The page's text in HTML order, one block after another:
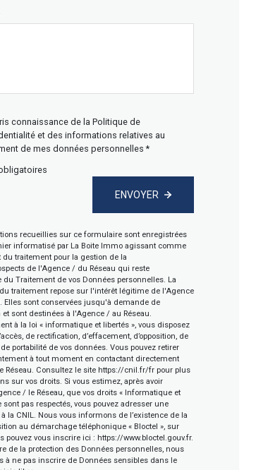
connaissance de la Politique de
et des informations relatives au
de mes données personnelles *
ENVOYER
recueillies sur ce formulaire sont enregistrées
informatisé par La Boite Immo agissant comme
du traitement pour la gestion de la
de l'Agence / du Réseau qui reste
du Traitement de vos Données personnelles. La
traitement repose sur l'intérêt légitime de l'Agence
Elles sont conservées jusqu'à demande de
et sont destinées à l'Agence / au Réseau.
à la loi « informatique et libertés », vous disposez
de rectification, d’effacement, d’opposition, de
portabilité de vos données. Vous pouvez retirer
à tout moment en contactant directement
Réseau. Consultez le site https://cnil.fr/frpour plus
sur vos droits. Si vous estimez, après avoir
/ le Réseau, que vos droits « Informatique et
sont pas respectés, vous pouvez adresser une
la CNIL. Nous vous informons de l’existence de la
au démarchage téléphonique « Bloctel », sur
pouvez vous inscrire ici : https://www.bloctel.gouv.fr.
de la protection des Données personnelles, nous
à ne pas inscrire de Données sensibles dans le